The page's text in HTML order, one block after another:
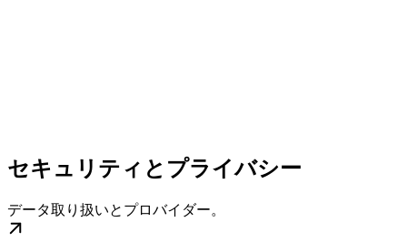
セキュリティとプライバシー
データ取り扱いとプロバイダー。